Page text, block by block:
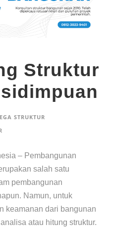
Struktur
STRUKTUR
– Pembangunan
salah satu
pembangunan
Namun, untuk
keamanan dari bangunan
atau hitung struktur.